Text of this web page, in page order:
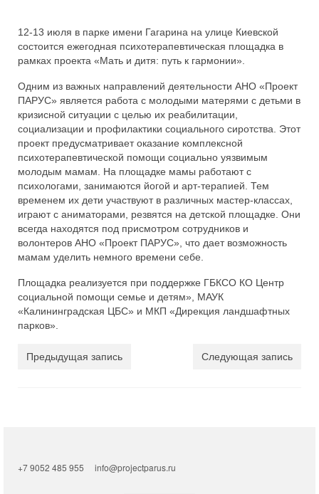
12-13 июля в парке имени Гагарина на улице Киевской
состоится ежегодная психотерапевтическая площадка в
рамках проекта «Мать и дитя: путь к гармонии».
Одним из важных направлений деятельности АНО «Проект
ПАРУС» является работа с молодыми матерями с детьми в
кризисной ситуации с целью их реабилитации,
социализации и профилактики социального сиротства. Этот
проект предусматривает оказание комплексной
психотерапевтической помощи социально уязвимым
молодым мамам. На площадке мамы работают с
психологами, занимаются йогой и арт-терапией. Тем
временем их дети участвуют в различных мастер-классах,
играют с аниматорами, резвятся на детской площадке. Они
всегда находятся под присмотром сотрудников и
волонтеров АНО «Проект ПАРУС», что дает возможность
мамам уделить немного времени себе.
Площадка реализуется при поддержке ГБКСО КО Центр
социальной помощи семье и детям», МАУК
«Калининградская ЦБС» и МКП «Дирекция ландшафтных
парков».
Предыдущая запись Следующая запись
+7 9052 485 955 info@projectparus.ru